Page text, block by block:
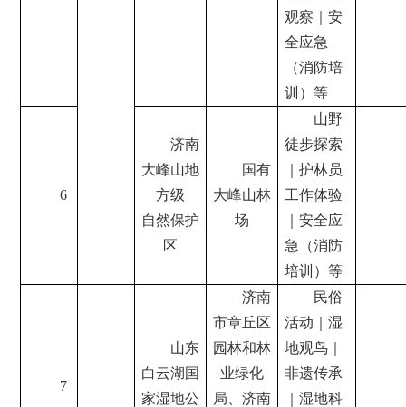
观察｜安
全应急
（消防培
训）等
6
济南
大峰山地
方级
自然保护
区
国有
大峰山林
场
山野
徒步探索
｜护林员
工作体验
｜安全应
急（消防
培训）等
7
山东
白云湖国
家湿地公
济南
市章丘区
园林和林
业绿化
局、济南
民俗
活动｜湿
地观鸟｜
非遗传承
｜湿地科